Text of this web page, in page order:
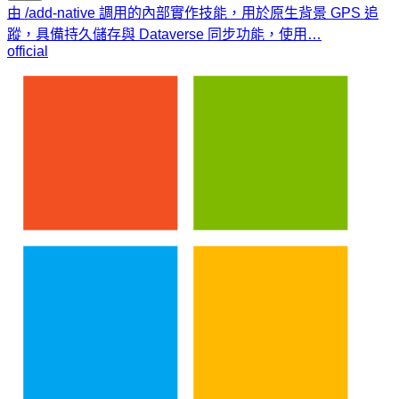
由 /add-native 調用的內部實作技能，用於原生背景 GPS 追
蹤，具備持久儲存與 Dataverse 同步功能，使用…
official